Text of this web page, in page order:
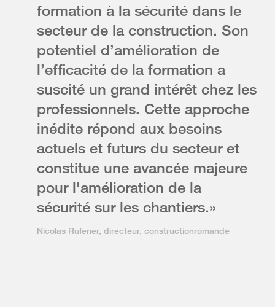
formation à la sécurité dans le
secteur de la construction. Son
potentiel d’amélioration de
l’efficacité de la formation a
suscité un grand intérêt chez les
professionnels. Cette approche
inédite répond aux besoins
actuels et futurs du secteur et
constitue une avancée majeure
pour l'amélioration de la
sécurité sur les chantiers.»
Nicolas Rufener, directeur, constructionromande